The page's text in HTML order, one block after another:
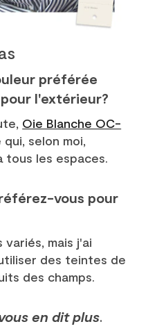
préférée
l'extérieur?
Oie Blanche OC-
selon moi,
tous les espaces.
vous pour
mais j'ai
des teintes de
des champs.
en dit plus.